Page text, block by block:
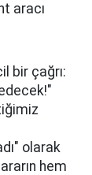
aracı
bir çağrı:
olarak
hem